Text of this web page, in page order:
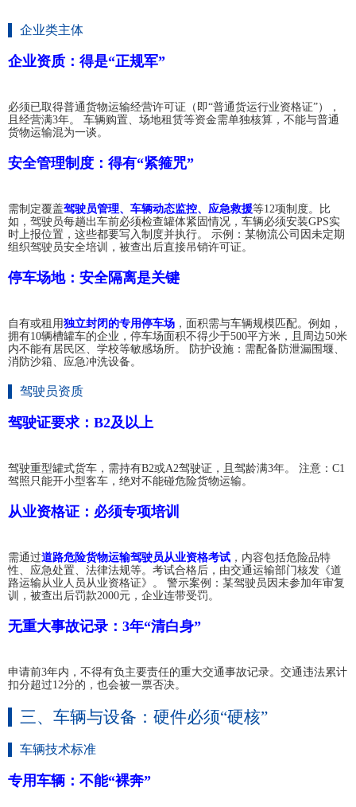
企业类主体
企业资质：得是“正规军”
必须已取得普通货物运输经营许可证（即“普通货运行业资格证”），
且经营满3年。 车辆购置、场地租赁等资金需单独核算，不能与普通
货物运输混为一谈。
安全管理制度：得有“紧箍咒”
需制定覆盖驾驶员管理、车辆动态监控、应急救援等12项制度。比
如，驾驶员每趟出车前必须检查罐体紧固情况，车辆必须安装GPS实
时上报位置，这些都要写入制度并执行。 示例：某物流公司因未定期
组织驾驶员安全培训，被查出后直接吊销许可证。
停车场地：安全隔离是关键
自有或租用独立封闭的专用停车场 ，面积需与车辆规模匹配。例如，
拥有10辆槽罐车的企业，停车场面积不得少于500平方米，且周边50米
内不能有居民区、学校等敏感场所。 防护设施：需配备防泄漏围堰、
消防沙箱、应急冲洗设备。
驾驶员资质
驾驶证要求：B2及以上
驾驶重型罐式货车，需持有B2或A2驾驶证，且驾龄满3年。 注意：C1
驾照只能开小型客车，绝对不能碰危险货物运输。
从业资格证：必须专项培训
需通过道路危险货物运输驾驶员从业资格考试 ，内容包括危险品特
性、应急处置、法律法规等。考试合格后，由交通运输部门核发《道
路运输从业人员从业资格证》。 警示案例：某驾驶员因未参加年审复
训，被查出后罚款2000元，企业连带受罚。
无重大事故记录：3年“清白身”
申请前3年内，不得有负主要责任的重大交通事故记录。交通违法累计
扣分超过12分的，也会被一票否决。
三、车辆与设备：硬件必须“硬核”
车辆技术标准
专用车辆：不能“裸奔”